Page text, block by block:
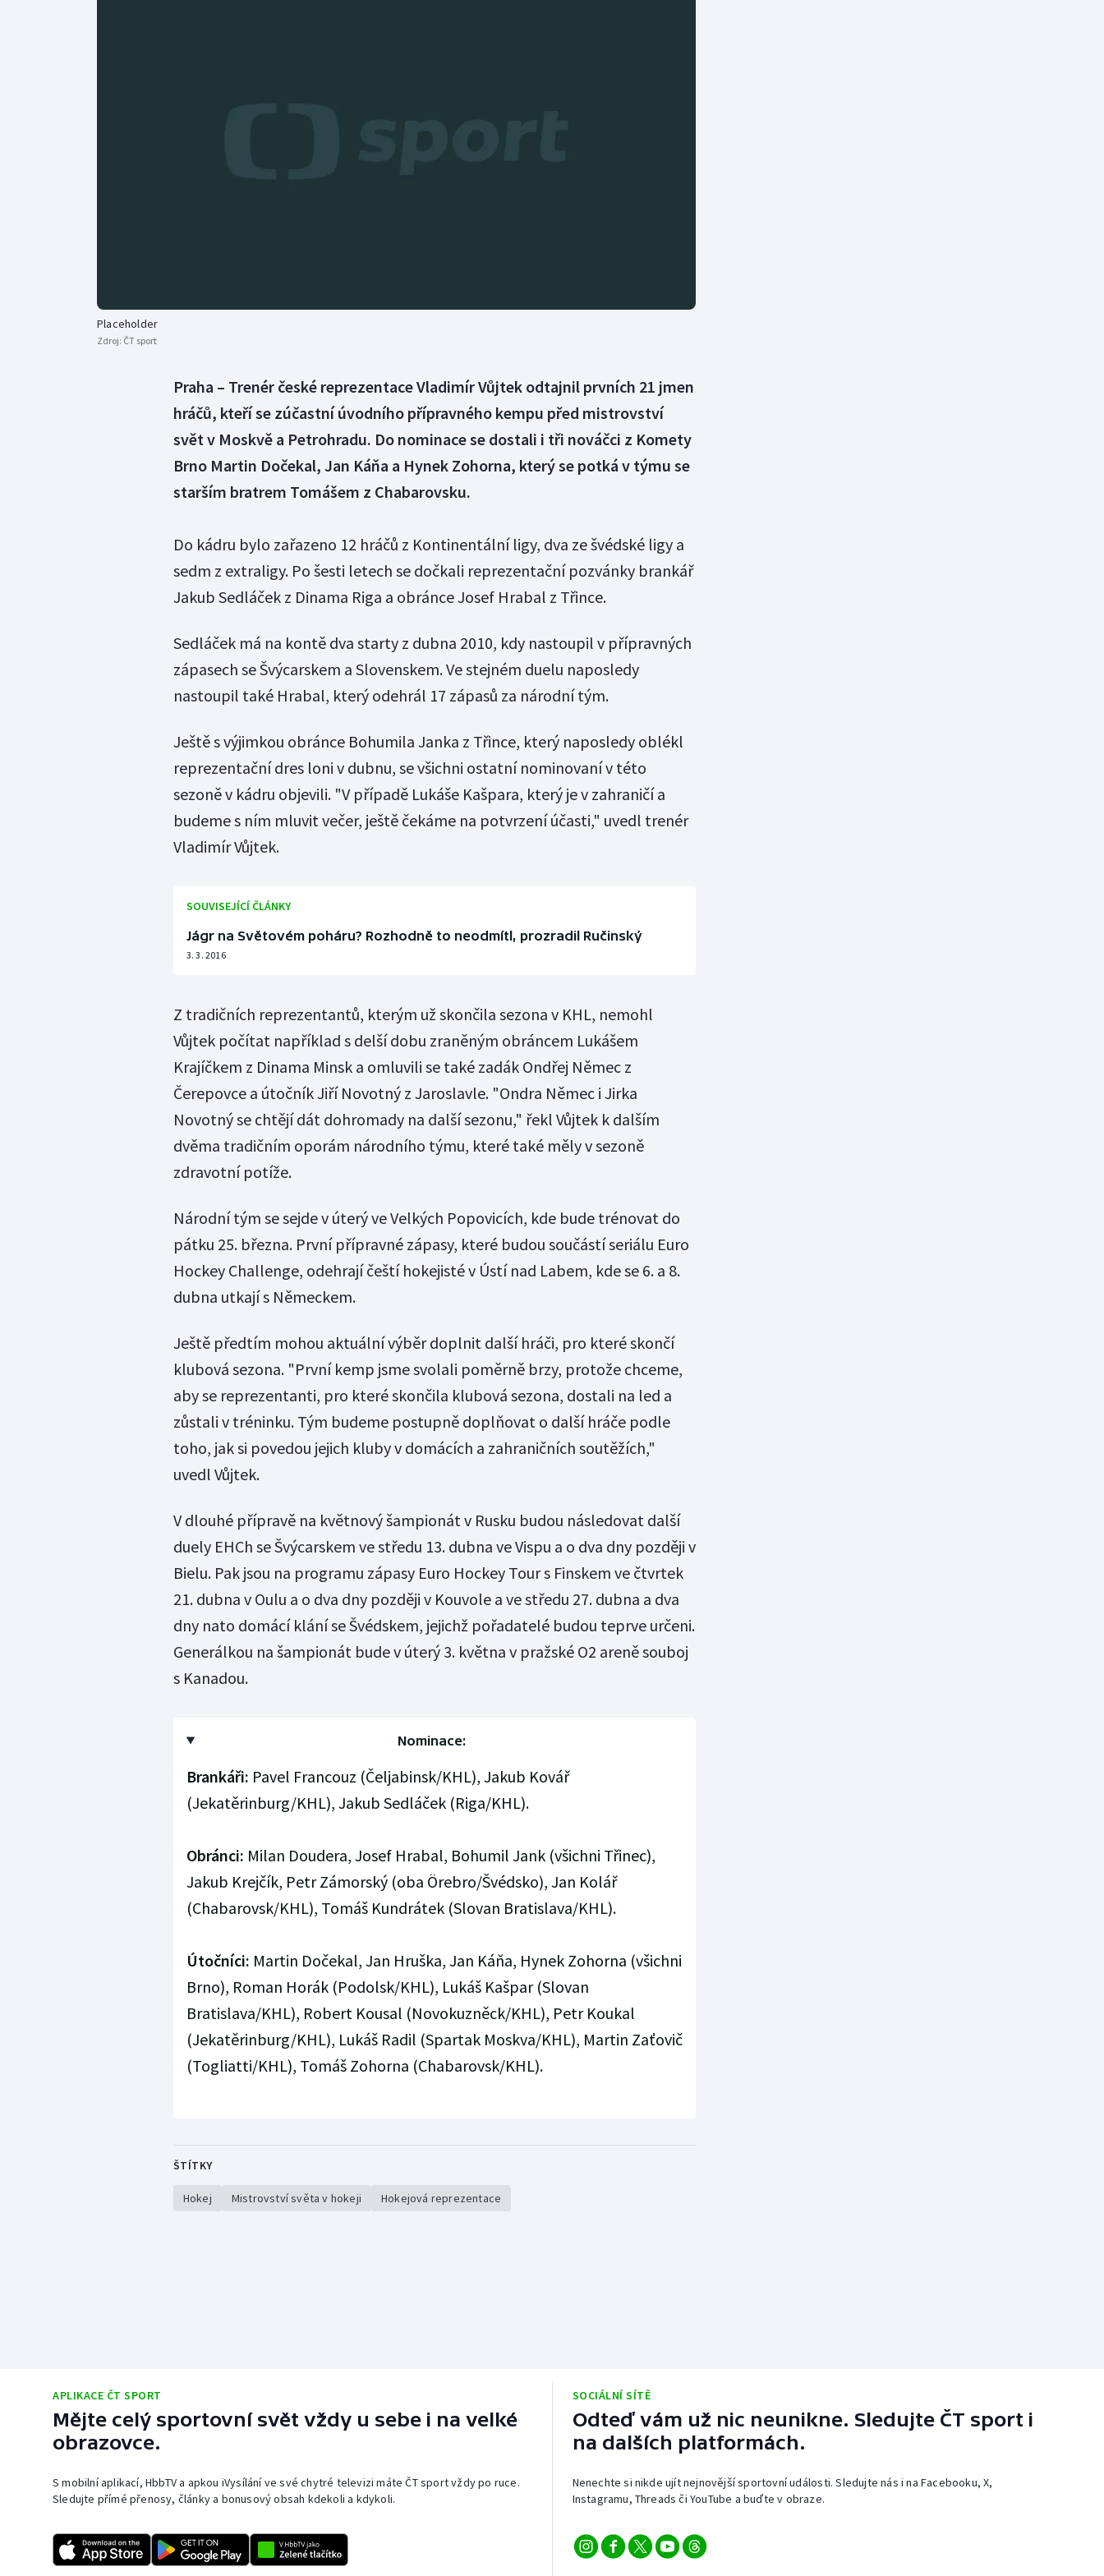
Parasport
Placeholder
Zdroj: ČT sport
Praha – Trenér české reprezentace Vladimír Vůjtek odtajnil prvních 21 jmen
hráčů, kteří se zúčastní úvodního přípravného kempu před mistrovství
svět v Moskvě a Petrohradu. Do nominace se dostali i tři nováčci z Komety
Brno Martin Dočekal, Jan Káňa a Hynek Zohorna, který se potká v týmu se
starším bratrem Tomášem z Chabarovsku.
Do kádru bylo zařazeno 12 hráčů z Kontinentální ligy, dva ze švédské ligy a
sedm z extraligy. Po šesti letech se dočkali reprezentační pozvánky brankář
Jakub Sedláček z Dinama Riga a obránce Josef Hrabal z Třince.
Sedláček má na kontě dva starty z dubna 2010, kdy nastoupil v přípravných
zápasech se Švýcarskem a Slovenskem. Ve stejném duelu naposledy
nastoupil také Hrabal, který odehrál 17 zápasů za národní tým.
Ještě s výjimkou obránce Bohumila Janka z Třince, který naposledy oblékl
reprezentační dres loni v dubnu, se všichni ostatní nominovaní v této
sezoně v kádru objevili. "V případě Lukáše Kašpara, který je v zahraničí a
budeme s ním mluvit večer, ještě čekáme na potvrzení účasti," uvedl trenér
Vladimír Vůjtek.
SOUVISEJÍCÍ ČLÁNKY
Jágr na Světovém poháru? Rozhodně to neodmítl, prozradil Ručinský
3. 3. 2016
Z tradičních reprezentantů, kterým už skončila sezona v KHL, nemohl
Vůjtek počítat například s delší dobu zraněným obráncem Lukášem
Krajíčkem z Dinama Minsk a omluvili se také zadák Ondřej Němec z
Čerepovce a útočník Jiří Novotný z Jaroslavle. "Ondra Němec i Jirka
Novotný se chtějí dát dohromady na další sezonu," řekl Vůjtek k dalším
dvěma tradičním oporám národního týmu, které také měly v sezoně
zdravotní potíže.
Národní tým se sejde v úterý ve Velkých Popovicích, kde bude trénovat do
pátku 25. března. První přípravné zápasy, které budou součástí seriálu Euro
Hockey Challenge, odehrají čeští hokejisté v Ústí nad Labem, kde se 6. a 8.
dubna utkají s Německem.
Ještě předtím mohou aktuální výběr doplnit další hráči, pro které skončí
klubová sezona. "První kemp jsme svolali poměrně brzy, protože chceme,
aby se reprezentanti, pro které skončila klubová sezona, dostali na led a
zůstali v tréninku. Tým budeme postupně doplňovat o další hráče podle
toho, jak si povedou jejich kluby v domácích a zahraničních soutěžích,"
uvedl Vůjtek.
V dlouhé přípravě na květnový šampionát v Rusku budou následovat další
duely EHCh se Švýcarskem ve středu 13. dubna ve Vispu a o dva dny později v
Bielu. Pak jsou na programu zápasy Euro Hockey Tour s Finskem ve čtvrtek
21. dubna v Oulu a o dva dny později v Kouvole a ve středu 27. dubna a dva
dny nato domácí klání se Švédskem, jejichž pořadatelé budou teprve určeni.
Generálkou na šampionát bude v úterý 3. května v pražské O2 areně souboj
s Kanadou.
Nominace:
Brankáři: Pavel Francouz (Čeljabinsk/KHL), Jakub Kovář
(Jekatěrinburg/KHL), Jakub Sedláček (Riga/KHL).
Obránci: Milan Doudera, Josef Hrabal, Bohumil Jank (všichni Třinec),
Jakub Krejčík, Petr Zámorský (oba Örebro/Švédsko), Jan Kolář
(Chabarovsk/KHL), Tomáš Kundrátek (Slovan Bratislava/KHL).
Útočníci: Martin Dočekal, Jan Hruška, Jan Káňa, Hynek Zohorna (všichni
Brno), Roman Horák (Podolsk/KHL), Lukáš Kašpar (Slovan
Bratislava/KHL), Robert Kousal (Novokuzněck/KHL), Petr Koukal
(Jekatěrinburg/KHL), Lukáš Radil (Spartak Moskva/KHL), Martin Zaťovič
(Togliatti/KHL), Tomáš Zohorna (Chabarovsk/KHL).
ŠTÍTKY
Hokej Mistrovství světa v hokeji Hokejová reprezentace
APLIKACE ČT SPORT
Mějte celý sportovní svět vždy u sebe i na velké
obrazovce.
S mobilní aplikací, HbbTV a apkou iVysílání ve své chytré televizi máte ČT sport vždy po ruce.
Sledujte přímé přenosy, články a bonusový obsah kdekoli a kdykoli.
SOCIÁLNÍ SÍTĚ
Odteď vám už nic neunikne. Sledujte ČT sport i
na dalších platformách.
Nenechte si nikde ujít nejnovější sportovní události. Sledujte nás i na Facebooku, X,
Instagramu, Threads či YouTube a buďte v obraze.